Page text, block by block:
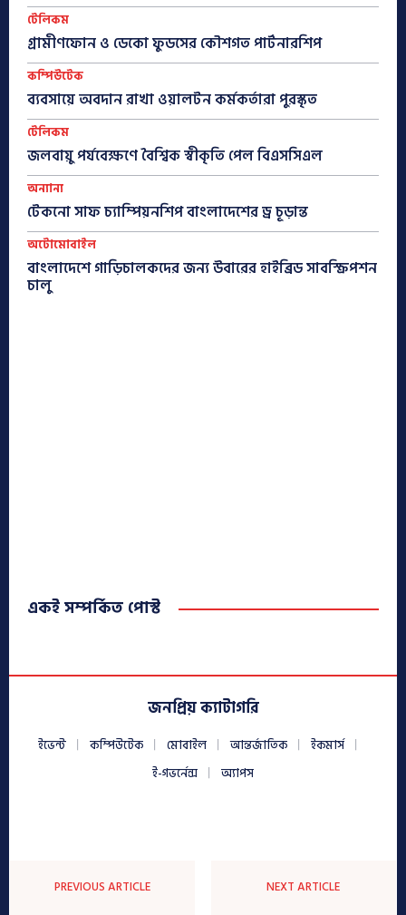
টেলিকম
গ্রামীণফোন ও ডেকো ফুডসের কৌশগত পার্টনারশিপ
কম্পিউটেক
ব্যবসায়ে অবদান রাখা ওয়ালটন কর্মকর্তারা পুরস্কৃত
টেলিকম
জলবায়ু পর্যবেক্ষণে বৈশ্বিক স্বীকৃতি পেল বিএসসিএল
অন্যান্য
টেকনো সাফ চ্যাম্পিয়নশিপ বাংলাদেশের ড্র চূড়ান্ত
অটোমোবাইল
বাংলাদেশে গাড়িচালকদের জন্য উবারের হাইব্রিড সাবস্ক্রিপশন
চালু
একই সম্পর্কিত পোস্ট
জনপ্রিয় ক্যাটাগরি
ইভেন্ট কম্পিউটেক মোবাইল আন্তর্জাতিক
ইকমার্স
ই-গভর্নেন্স
অ্যাপস
PREVIOUS ARTICLE
NEXT ARTICLE